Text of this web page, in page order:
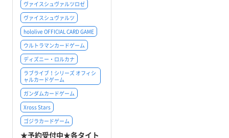
ヴァイスシュヴァルツロゼ
ヴァイスシュヴァルツ
hololive OFFICIAL CARD GAME
ウルトラマンカードゲーム
ディズニー・ロルカナ
ラブライブ！シリーズ オフィシ
ャルカードゲーム
ガンダムカードゲーム
Xross Stars
ゴジラカードゲーム
★予約受付中★各タイト